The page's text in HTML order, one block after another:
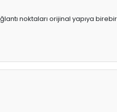
noktaları orijinal yapıya